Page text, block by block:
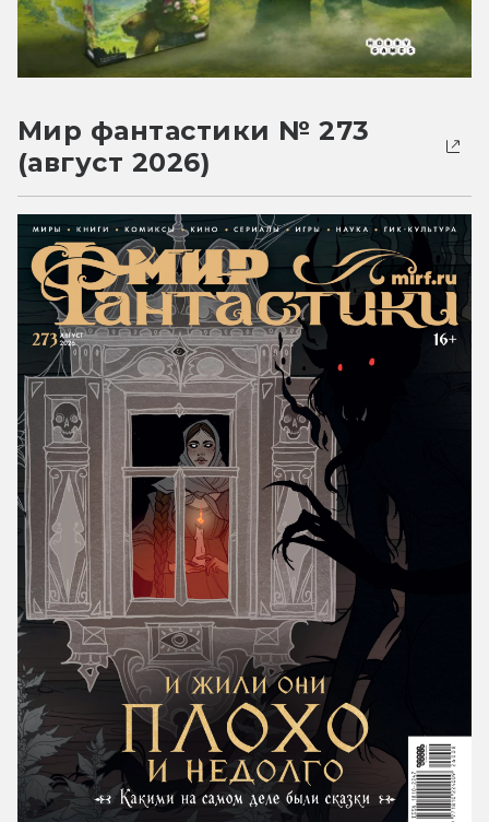
Мир фантастики № 273
(август 2026)